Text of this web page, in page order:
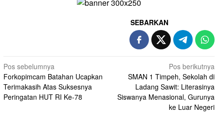
SEBARKAN
Navigasi
pos
Pos sebelumnya
Forkopimcam Batahan Ucapkan
Terimakasih Atas Suksesnya
Peringatan HUT RI Ke-78
Pos berikutnya
SMAN 1 Timpeh, Sekolah di
Ladang Sawit: Literasinya
Siswanya Menasional, Gurunya
ke Luar Negeri